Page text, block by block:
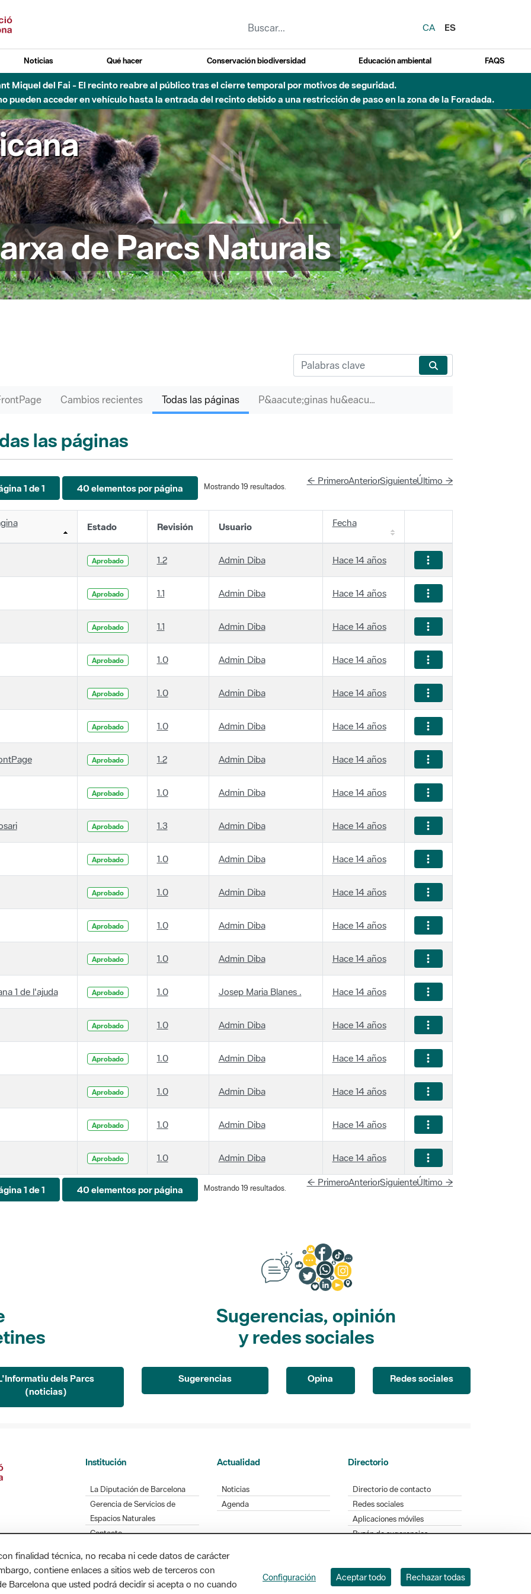
CA
ES
Noticias Qué hacer Conservación biodiversidad Educación ambiental FAQS
- Afectaciones en el cauce del Parque Fluvial del Besòs debido a obras de construcción de una pasarela sobre el río
de Parcs Naturals
1 de 1 40 elementos por página
Estado Revisión Usuario Fecha
1.2 Admin Diba Hace 14 años
Aprobado 1.1 Admin Diba Hace 14 años
1.1 Admin Diba Hace 14 años
Aprobado 1.0 Admin Diba Hace 14 años
1.0 Admin Diba Hace 14 años
Aprobado 1.0 Admin Diba Hace 14 años
1.2 Admin Diba Hace 14 años
Aprobado 1.0 Admin Diba Hace 14 años
1.3 Admin Diba Hace 14 años
Aprobado 1.0 Admin Diba Hace 14 años
1.0 Admin Diba Hace 14 años
Aprobado 1.0 Admin Diba Hace 14 años
1.0 Admin Diba Hace 14 años
1 de l'ajuda Aprobado 1.0 Josep Maria Blanes . Hace 14 años
1.0 Admin Diba Hace 14 años
Aprobado 1.0 Admin Diba Hace 14 años
1.0 Admin Diba Hace 14 años
Aprobado 1.0 Admin Diba Hace 14 años
1.0 Admin Diba Hace 14 años
1 de 1 40 elementos por página Mostrando 19 resultados.
SiguienteÚltimo →
(noticias)
y redes sociales
Gerencia de Servicios de
Espacios Naturales
Contacto
Agenda
Redes sociales
Aplicaciones móviles
Buzón de sugerencias
Opinión sobre los parques
Diputación de Barcelona. Edifici Llacuna, 1a planta. Badajoz, 49. 08005 Barcelona. Tel. 934 022 428
/ xarxaparcs@diba.cat
finalidad técnica, no recaba ni cede datos de carácter
contiene enlaces a sitios web de terceros con
Barcelona que usted podrá decidir si acepta o no cuando
Configuración Aceptar todo Rechazar todas